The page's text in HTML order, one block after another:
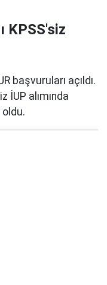
KPSS'siz
başvuruları açıldı.
İUP alımında